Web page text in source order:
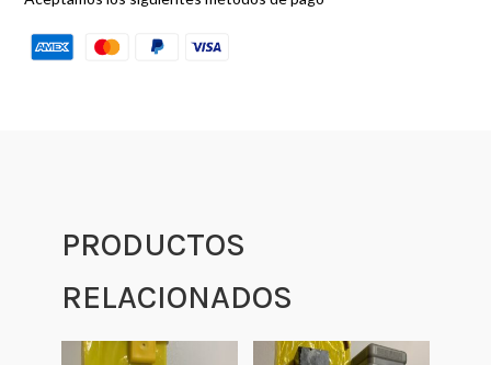
PRODUCTOS
RELACIONADOS